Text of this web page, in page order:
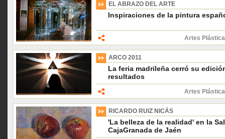
EL ABRAZO DEL ARTE
Inspiraciones de la pintura
Artes
ARCO 2011
La feria madrileña cerró su
resultados
Artes
RICARDO RUIZ NICÁS
'La belleza de la realidad' en la
CajaGranada de Jaén